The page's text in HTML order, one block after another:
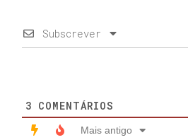
Subscrever
3 COMENTÁRIOS
Mais antigo